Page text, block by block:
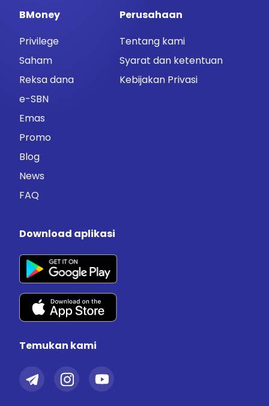
BMoney
Privilege
Saham
Reksa dana
e-SBN
Emas
Promo
Blog
News
FAQ
Perusahaan
Tentang kami
Syarat dan ketentuan
Kebijakan Privasi
Download aplikasi
Temukan kami